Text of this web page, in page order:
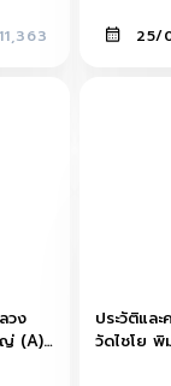
11,363 25/
วง
ญ่ (A)
ประวัติและ
วัด